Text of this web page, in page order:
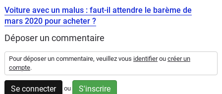
Electriques
Utilitaires
Flottes
Auto
Voiture avec un malus : faut-il attendre le barème de
mars 2020 pour acheter ?
Déposer un commentaire
Pour déposer un commentaire, veuillez vous identifierou créer un
compte.
Se connecter ou S'inscrire